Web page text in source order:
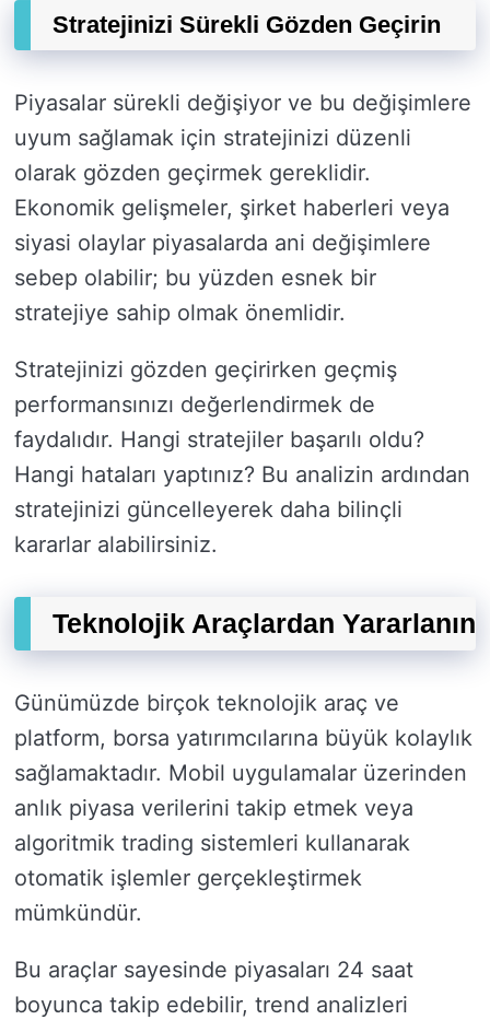
Stratejinizi Sürekli Gözden Geçirin
Piyasalar sürekli değişiyor ve bu değişimlere
uyum sağlamak için stratejinizi düzenli
olarak gözden geçirmek gereklidir.
Ekonomik gelişmeler, şirket haberleri veya
siyasi olaylar piyasalarda ani değişimlere
sebep olabilir; bu yüzden esnek bir
stratejiye sahip olmak önemlidir.
Stratejinizi gözden geçirirken geçmiş
performansınızı değerlendirmek de
faydalıdır. Hangi stratejiler başarılı oldu?
Hangi hataları yaptınız? Bu analizin ardından
stratejinizi güncelleyerek daha bilinçli
kararlar alabilirsiniz.
Teknolojik Araçlardan Yararlanın
Günümüzde birçok teknolojik araç ve
platform, borsa yatırımcılarına büyük kolaylık
sağlamaktadır. Mobil uygulamalar üzerinden
anlık piyasa verilerini takip etmek veya
algoritmik trading sistemleri kullanarak
otomatik işlemler gerçekleştirmek
mümkündür.
Bu araçlar sayesinde piyasaları 24 saat
boyunca takip edebilir, trend analizleri